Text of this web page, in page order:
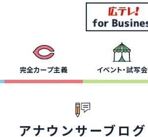
完全カープ主義 イベント・試写会
アナウンサーブログ